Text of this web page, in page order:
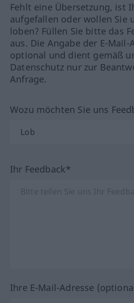
Fehlt eine Übersetzung, ist
aufgefallen oder wollen Sie
loben? Füllen Sie bitte das
aus. Die Angabe der E-Mail-
optional und dient gemäß
Datenschutz nur zur
Anfrage.
Wozu möchten Sie uns
Ihr Feedback*
Ihre E-Mail-Adresse